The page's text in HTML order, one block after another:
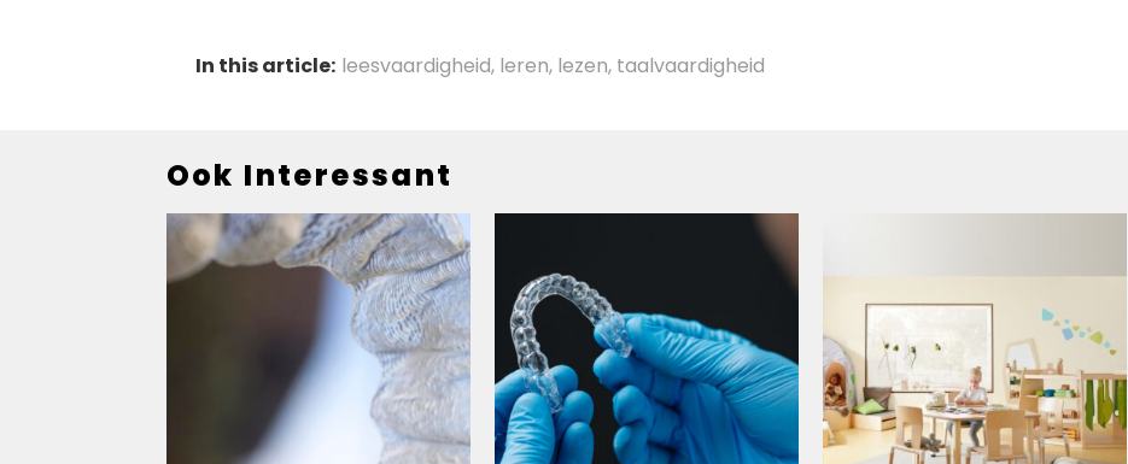
In this article: leesvaardigheid, leren, lezen, taalvaardigheid
Ook Interessant